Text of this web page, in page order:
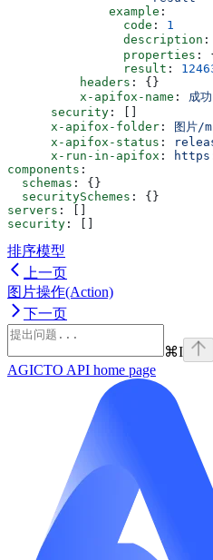
              example
:
                code
: 1
                description
:
                properties
:
                result
:
          headers
: {}
          x-apifox-name
: 成功
      security
: []
      x-apifox-folder
: 图片/
      x-apifox-status
:
      x-run-in-apifox
:
components :
  schemas
: {}
  securitySchemes
: {}
servers : []
security : []
排序模型
上一页
图片操作(Action)
下一页
⌘I
AGICTO API home page